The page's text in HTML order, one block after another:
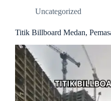
Uncategorized
Titik Billboard Medan,